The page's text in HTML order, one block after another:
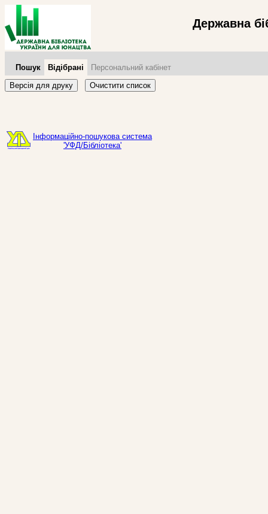
Державна
Пошук Відібрані
Персональний кабінет
Версія для друку
Очистити список
Інформаційно-пошукова система
'УФД/Бібліотека'